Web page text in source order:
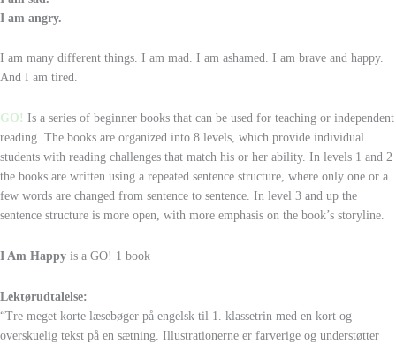
I am angry.
I am many different things. I am mad. I am ashamed. I am brave and happy.
And I am tired.
GO! Is a series of beginner books that can be used for teaching or independent
reading. The books are organized into 8 levels, which provide individual
students with reading challenges that match his or her ability. In levels 1 and 2
the books are written using a repeated sentence structure, where only one or a
few words are changed from sentence to sentence. In level 3 and up the
sentence structure is more open, with more emphasis on the book’s storyline.
I Am Happy is a GO! 1 book
Lektørudtalelse:
“Tre meget korte læsebøger på engelsk til 1. klassetrin med en kort og
overskuelig tekst på en sætning. Illustrationerne er farverige og understøtter